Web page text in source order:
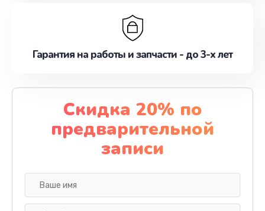
Гарантия на работы и запчасти - до 3-х лет
Скидка 20% по
предварительной
записи